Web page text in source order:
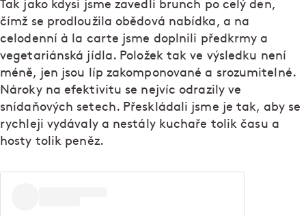
Tak jako kdysi jsme zavedli brunch po celý den,
čímž se prodloužila obědová nabídka, a na
celodenní à la carte jsme doplnili předkrmy a
vegetariánská jídla. Položek tak ve výsledku není
méně, jen jsou líp zakomponované a srozumitelné.
Nároky na efektivitu se nejvíc odrazily ve
snídaňových setech. Přeskládali jsme je tak, aby se
rychleji vydávaly a nestály kuchaře tolik času a
hosty tolik peněz.